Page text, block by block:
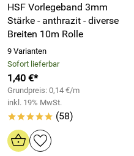
Heizungs-, Lüftungs- und
von Lüftungskanälen und
Abkleben von Fugen und
Beton und Holz
zum wind- und
und anderen
Hochbau
Reparaturen im
Winddichtigkeit
Anwendung im Tiefbau
HSF Vorlegeband 3mm
Stärke - anthrazit - diverse
Breiten 10m Rolle
9 Varianten
Sofort lieferbar
1,40 €*
Grundpreis: 0,14 €/m
inkl. 19% MwSt.
***** (58)